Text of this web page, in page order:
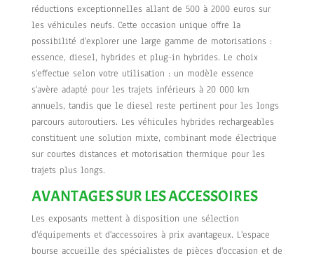
réductions exceptionnelles allant de 500 à 2000 euros sur
les véhicules neufs. Cette occasion unique offre la
possibilité d'explorer une large gamme de motorisations :
essence, diesel, hybrides et plug-in hybrides. Le choix
s'effectue selon votre utilisation : un modèle essence
s'avère adapté pour les trajets inférieurs à 20 000 km
annuels, tandis que le diesel reste pertinent pour les longs
parcours autoroutiers. Les véhicules hybrides rechargeables
constituent une solution mixte, combinant mode électrique
sur courtes distances et motorisation thermique pour les
trajets plus longs.
AVANTAGES SUR LES ACCESSOIRES
Les exposants mettent à disposition une sélection
d'équipements et d'accessoires à prix avantageux. L'espace
bourse accueille des spécialistes de pièces d'occasion et de